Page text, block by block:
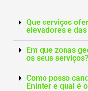
Que serviços
elevadores e
Em que zonas
os seus serviços?
Como posso
Eninter e qual é